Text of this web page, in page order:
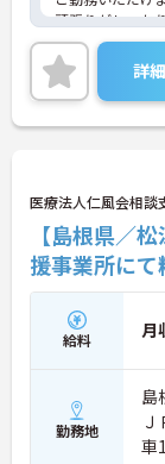
頑張りがしっか
お持ちの方はお
詳
医療法人仁風会相談
【島根県／
援事業所に
給料 月
勤務地
島
車